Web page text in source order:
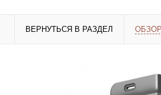
ВЕРНУТЬСЯ В РАЗДЕЛ